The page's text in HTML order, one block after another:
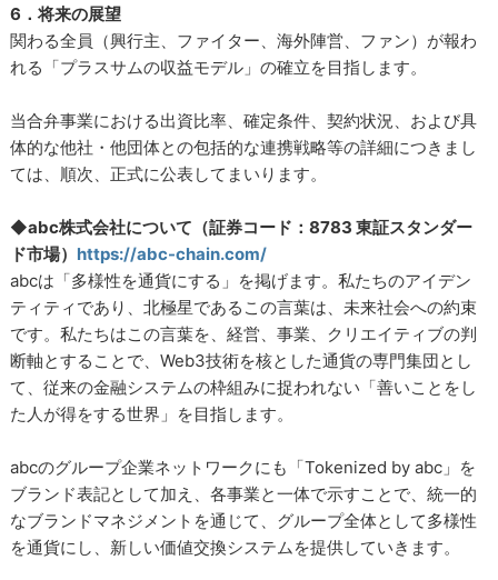
6．将来の展望
関わる全員（興行主、ファイター、海外陣営、ファン）が報わ
れる「プラスサムの収益モデル」の確立を目指します。
当合弁事業における出資比率、確定条件、契約状況、および具
体的な他社・他団体との包括的な連携戦略等の詳細につきまし
ては、順次、正式に公表してまいります。
◆abc株式会社について（証券コード：8783 東証スタンダー
ド市場） https://abc-chain.com/
abcは「多様性を通貨にする」を掲げます。私たちのアイデン
ティティであり、北極星であるこの言葉は、未来社会への約束
です。私たちはこの言葉を、経営、事業、クリエイティブの判
断軸とすることで、Web3技術を核とした通貨の専門集団とし
て、従来の金融システムの枠組みに捉われない「善いことをし
た人が得をする世界」を目指します。
abcのグループ企業ネットワークにも「Tokenized by abc」を
ブランド表記として加え、各事業と一体で示すことで、統一的
なブランドマネジメントを通じて、グループ全体として多様性
を通貨にし、新しい価値交換システムを提供していきます。